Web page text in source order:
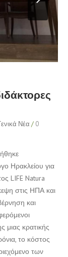
Νέα / 0
Ηρακλείου για
LIFE Natura
στις ΗΠΑ και
και
μιας κρατικής
το κόστος
των